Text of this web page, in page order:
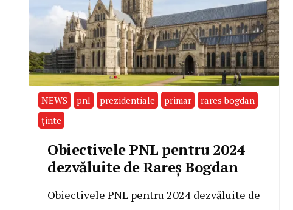
NEWS pnl prezidentiale primar
rares bogdan
ținte
Obiectivele PNL pentru 2024
dezvăluite de Rareș Bogdan
Obiectivele PNL pentru 2024 dezvăluite de